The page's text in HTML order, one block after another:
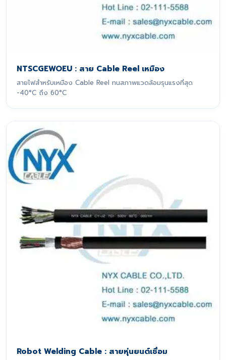
NTSCGEWOEU : สาย Cable Reel เหมือง
สายไฟสำหรับเหมือง Cable Reel ทนสภาพแวดล้อมรุนแรงที่สุด
-40°C ถึง 60°C
Robot Welding Cable : สายหุ่นยนต์เชื่อม